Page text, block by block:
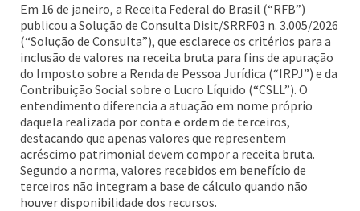
Em 16 de janeiro, a Receita Federal do Brasil (“RFB”)
publicou a Solução de Consulta Disit/SRRF03 n. 3.005/2026
(“Solução de Consulta”), que esclarece os critérios para a
inclusão de valores na receita bruta para fins de apuração
do Imposto sobre a Renda de Pessoa Jurídica (“IRPJ”) e da
Contribuição Social sobre o Lucro Líquido (“CSLL”). O
entendimento diferencia a atuação em nome próprio
daquela realizada por conta e ordem de terceiros,
destacando que apenas valores que representem
acréscimo patrimonial devem compor a receita bruta.
Segundo a norma, valores recebidos em benefício de
terceiros não integram a base de cálculo quando não
houver disponibilidade dos recursos.